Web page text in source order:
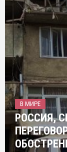
В МИРЕ
РОССИЯ,